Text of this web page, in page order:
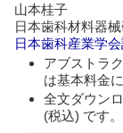
山本桂子
日本歯科材料器
日本歯科産業学
アブストラ
は基本料金
全文ダウン
(税込) です。